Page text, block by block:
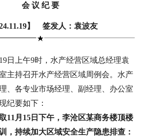
会 议 纪 要
】 签发人：袁波友
日上午9时，水产经营区域总经理袁
主持召开水产经营区域周例会。水产
、各专业市场经理、副经理、办公室
纪要如下：
11月15日下午，李沧区某商务楼顶楼
，持续加大区域安全生产隐患排查：